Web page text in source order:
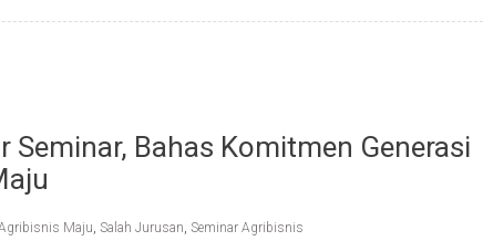
Seminar, Bahas Komitmen Generasi
Maju, Salah Jurusan, Seminar Agribisnis